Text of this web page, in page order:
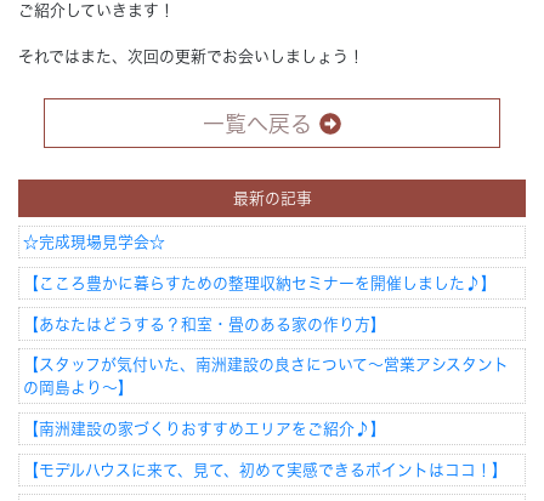
ご紹介していきます！
それではまた、次回の更新でお会いしましょう！
一覧へ戻る
最新の記事
☆完成現場見学会☆
【こころ豊かに暮らすための整理収納セミナーを開催しました♪】
【あなたはどうする？和室・畳のある家の作り方】
【スタッフが気付いた、南洲建設の良さについて～営業アシスタント
の岡島より～】
【南洲建設の家づくりおすすめエリアをご紹介♪】
【モデルハウスに来て、見て、初めて実感できるポイントはココ！】